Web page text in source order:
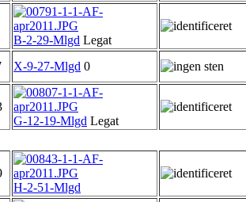
B-2-29-Mlgd Legat
X-9-27-Mlgd 0
G-12-19-Mlgd Legat
H-2-51-Mlgd